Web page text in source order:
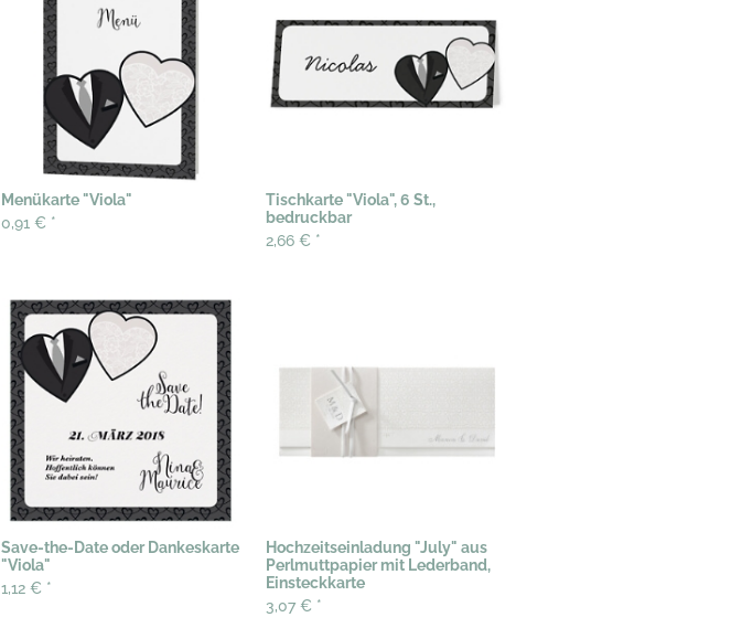
Menükarte "Viola"
0,91 € *
Tischkarte "Viola", 6 St.,
bedruckbar
2,66 € *
Save-the-Date oder Dankeskarte
"Viola"
1,12 € *
Hochzeitseinladung "July" aus
Perlmuttpapier mit Lederband,
Einsteckkarte
3,07 € *